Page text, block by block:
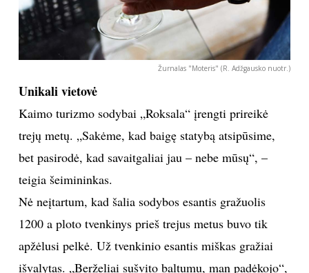
Žurnalas "Moteris" (R. Adžgausko nuotr.)
Unikali vietovė
Kaimo turizmo sodybai „Roksala“ įrengti prireikė
trejų metų. „Sakėme, kad baigę statybą atsipūsime,
bet pasirodė, kad savaitgaliai jau – nebe mūsų“, –
teigia šeimininkas.
Nė neįtartum, kad šalia sodybos esantis gražuolis
1200 a ploto tvenkinys prieš trejus metus buvo tik
apžėlusi pelkė. Už tvenkinio esantis miškas gražiai
išvalytas. „Berželiai sušvito baltumu, man padėkojo“,